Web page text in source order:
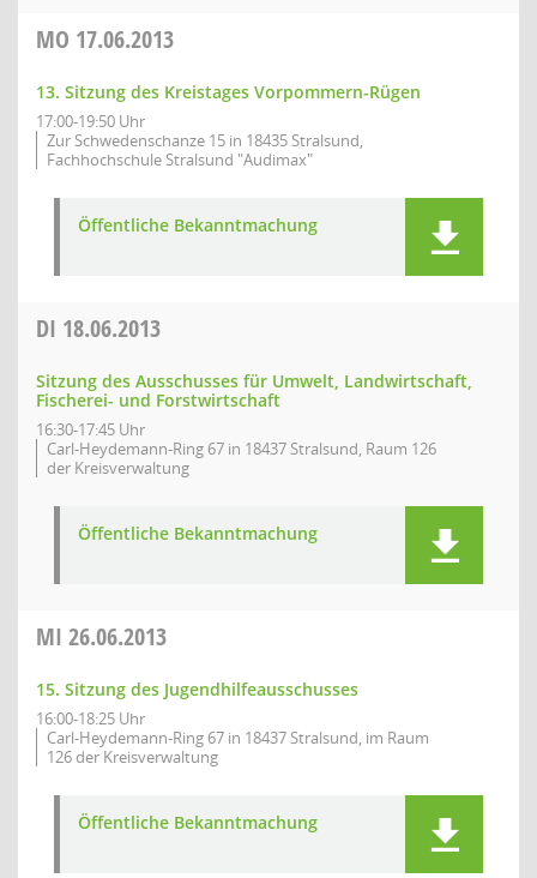
MO 17.06.2013
13. Sitzung des Kreistages Vorpommern-Rügen
17:00-19:50 Uhr
Zur Schwedenschanze 15 in 18435 Stralsund,
Fachhochschule Stralsund "Audimax"
Öffentliche Bekanntmachung
DI 18.06.2013
Sitzung des Ausschusses für Umwelt, Landwirtschaft,
Fischerei- und Forstwirtschaft
16:30-17:45 Uhr
Carl-Heydemann-Ring 67 in 18437 Stralsund, Raum 126
der Kreisverwaltung
Öffentliche Bekanntmachung
MI 26.06.2013
15. Sitzung des Jugendhilfeausschusses
16:00-18:25 Uhr
Carl-Heydemann-Ring 67 in 18437 Stralsund, im Raum
126 der Kreisverwaltung
Öffentliche Bekanntmachung